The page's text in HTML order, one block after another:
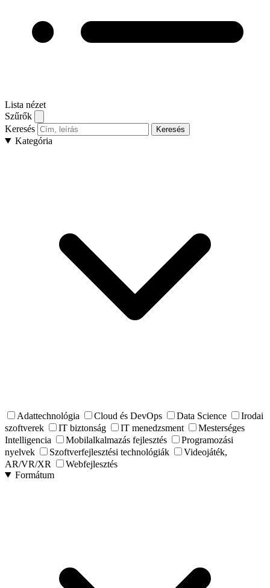
Lista nézet
Szűrők
Keresés
Keresés
Kategória
Adattechnológia Cloud és DevOps Data Science
Irodai
szoftverek
IT biztonság IT menedzsment
Mesterséges
Intelligencia
Mobilalkalmazás fejlesztés
Programozási
nyelvek
Szoftverfejlesztési technológiák
Videojáték,
AR/VR/XR
Webfejlesztés
Formátum